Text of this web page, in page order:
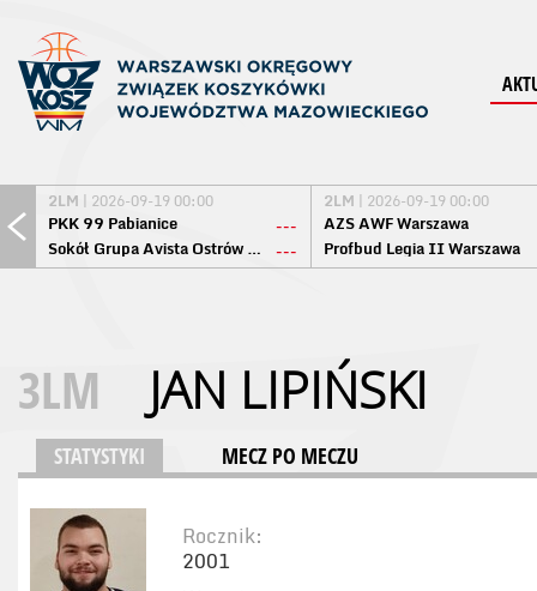
2LM | 2026-09-19 00:00
PKK 99 Pabianice
---
Sokół Grupa Avista Ostrów Maz. ---
2LM | 2026-09-19 00:00
AZS AWF Warszawa
Profbud Legia II Warszawa
3LM JAN LIPIŃSKI
STATYSTYKI MECZ PO MECZU
Rocznik:
2001